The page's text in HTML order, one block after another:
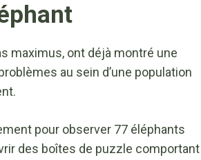
maximus, ont déjà montré une
au sein d’une population
pour observer 77 éléphants
des boîtes de puzzle comportant